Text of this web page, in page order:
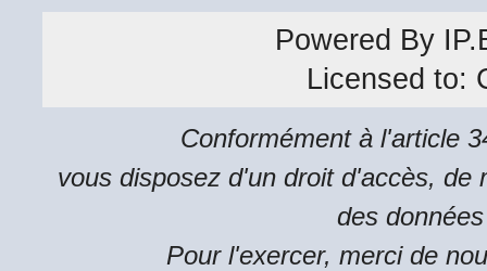
Powered By
Licensed to:
Conformément à l'article
vous disposez d'un droit d'accès, de
des
Pour l'exercer, merci de